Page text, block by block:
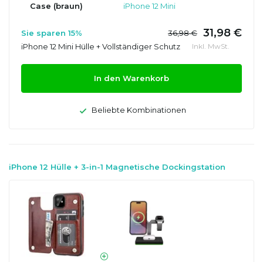
Case (braun)
iPhone 12 Mini
Sie sparen 15% 36,98 € 31,98 €
iPhone 12 Mini Hülle + Vollständiger Schutz Inkl. MwSt.
In den Warenkorb
Beliebte Kombinationen
iPhone 12 Hülle + 3-in-1 Magnetische Dockingstation